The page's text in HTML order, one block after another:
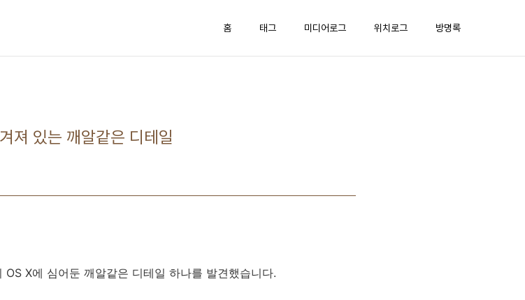
홈 태그 미디어로그 위치로그 방명록
져 있는 깨알같은 디테일
X에 심어둔 깨알같은 디테일 하나를 발견했습니다.